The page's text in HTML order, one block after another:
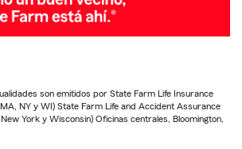
son emitidos por State Farm Life Insurance
NY y WI) State Farm Life and Accident Assurance
York y Wisconsin) Oficinas centrales, Bloomington,